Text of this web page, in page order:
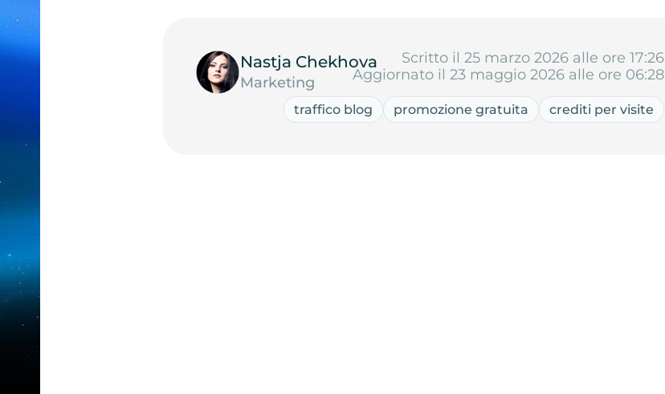
Nastja Chekhova
Marketing
Scritto il 25 marzo 2026 alle ore 17:26
Aggiornato il 23 maggio 2026 alle ore 06:28
traffico blog promozione gratuita crediti per visite